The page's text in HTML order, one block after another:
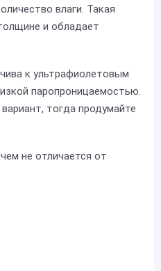
влаги. Такая
и обладает
к ультрафиолетовым
паропроницаемостью.
тогда продумайте
не отличается от